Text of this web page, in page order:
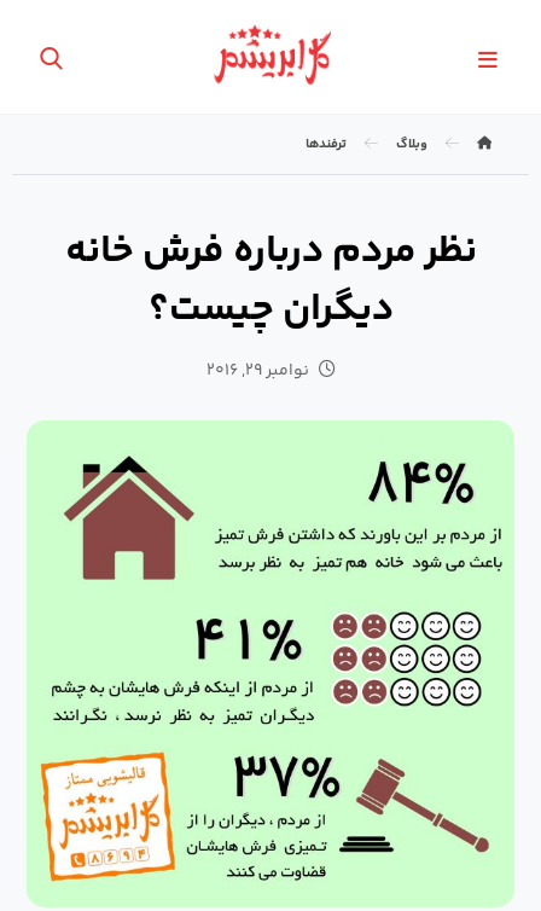
وبلاگ ترفندها
نظر مردم درباره فرش خانه
دیگران چیست؟
نوامبر ۲۹, ۲۰۱۶